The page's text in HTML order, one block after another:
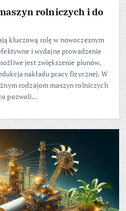
rolniczych i do
kluczową rolę w nowoczesnym
i wydajne prowadzenie
jest zwiększenie plonów,
nakładu pracy fizycznej. W
rodzajom maszyn rolniczych
pozwoli…